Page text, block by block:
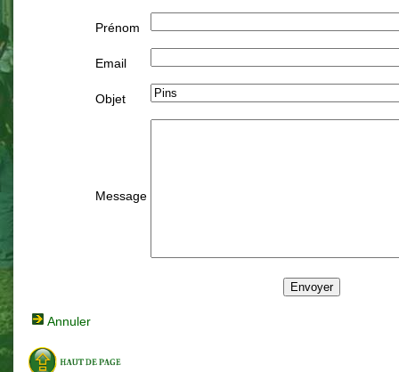
Prénom
Email
Objet
Message
Annuler